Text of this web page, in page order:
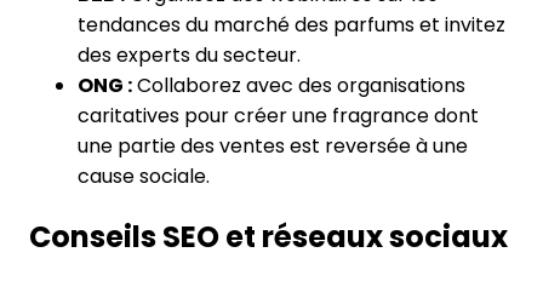
tendances du marché des parfums et invitez
des experts du secteur.
ONG :Collaborez avec des organisations
caritatives pour créer une fragrance dont
une partie des ventes est reversée à une
cause sociale.
Conseils SEO et réseaux sociaux